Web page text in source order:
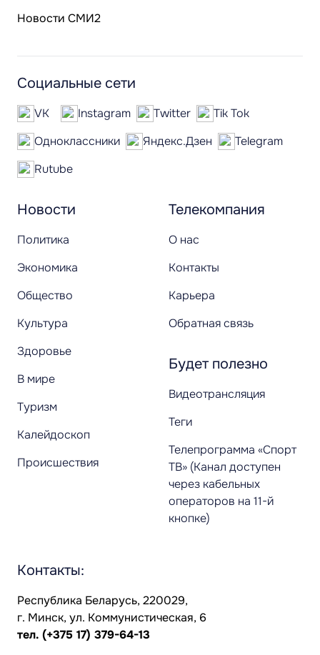
Новости СМИ2
Новости
Политика
Экономика
Общество
Культура
Здоровье
В мире
Туризм
Калейдоскоп
Происшествия
Телекомпания
О нас
Контакты
Карьера
Обратная связь
Будет полезно
Видеотрансляция
Теги
Телепрограмма «Спорт
ТВ» (Канал доступен
через кабельных
операторов на 11-й
кнопке)
Социальные сети
VK Instagram Twitter
Tik Tok
Одноклассники
Яндекс.Дзен
Telegram
Rutube
Контакты:
Республика Беларусь, 220029,
г. Минск, ул. Коммунистическая, 6
тел. (+375 17) 379-64-13